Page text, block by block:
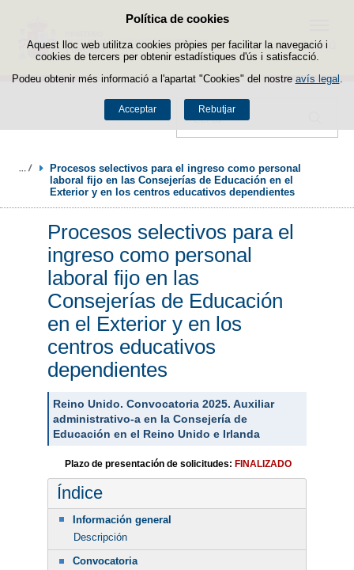
Política de cookies
Aquest lloc web utilitza cookies pròpies per facilitar la navegació i
cookies de tercers per obtenir estadístiques d'ús i satisfacció.
Podeu obtenir més informació a l'apartat "Cookies" del nostre avís legal
Acceptar Rebutjar
Passar al contingut
Cercador
Menú
Procesos selectivos para el ingreso como personal
laboral fijo en las Consejerías de Educación en el
Exterior y en los centros educativos dependientes
Procesos selectivos para el
ingreso como personal
laboral fijo en las
Consejerías de Educación
en el Exterior y en los
centros educativos
dependientes
Reino Unido. Convocatoria 2025. Auxiliar
administrativo-a en la Consejería de
Educación en el Reino Unido e Irlanda
Plazo de presentación de solicitudes: FINALIZADO
Índice
Información general
Descripción
Convocatoria